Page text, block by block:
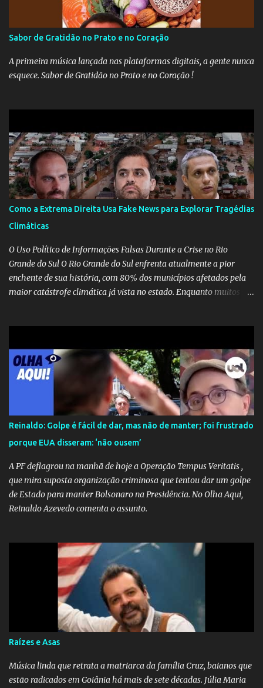
Sabor de Gratidão no Prato e no Coração
A primeira música lançada nas plataformas digitais, a gente nunca
esquece. Sabor de Gratidão no Prato e no Coração !
Como a Extrema Direita Usa Fake News para Explorar Tragédias
Climáticas
O Uso Político de Informações Falsas Durante a Crise no Rio
Grande do Sul O Rio Grande do Sul enfrenta atualmente a pior
enchente de sua história, com 80% dos municípios afetados pela
maior catástrofe climática já vista no estado. Enquanto muitos se
nas operações de salvamento. O receio é que notícias falsas, como
a de retenção de doações e o transporte de oxigênio, causem mais
apreensão na população já fragilizada por essa grave situação.
Tamanha é a seriedade do problema que o governo do estado
precisou criar uma força-tarefa para checar e desmentir as
desinformações, chegando ao ponto de o governo federal pedir
uma investigação para identificar os autores dessas notícias falsas.
O Negacionismo Climático da Extrema Direita Essa disseminação
de fake news não é uma surpresa, pois faz parte de um padrão...
Reinaldo: Golpe é fácil de dar, mas não de manter; foi frustrado
porque EUA disseram: ‘não ousem’
A PF deflagrou na manhã de hoje a Operação Tempus Veritatis ,
que mira suposta organização criminosa que tentou dar um golpe
de Estado para manter Bolsonaro na Presidência. No Olha Aqui,
Reinaldo Azevedo comenta o assunto.
Raízes e Asas
Música linda que retrata a matriarca da família Cruz, baianos que
estão radicados em Goiânia há mais de sete décadas. Júlia Maria